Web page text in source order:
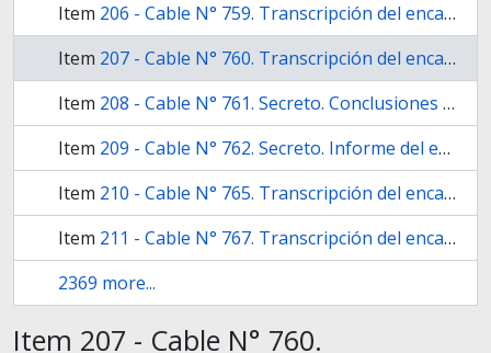
Item 206 - Cable N° 759. Transcripción del encargado de negocios en Gran Bretaña [Atilio Molteni] para el Ministerio de Relaciones Exteriores y Culto de editorial: «Sabre rattling in Buenos Aires» (Financial Times).
Item 207 - Cable N° 760. Transcripción del encargado de negocios en Gran Bretaña [Atilio Molteni] para el Ministerio de Relaciones Exteriores y Culto de artículo periodístico titulado: «Navy on alert as Falklands anxiety grows» (The Guardian). También se transcriben sólo los siguientes titulares: «Carrington firm on Falklands row» (Financial Times), «Government caught napping over Falkland island crisis» (Financial Times) y se refiere a una noticia relacionada aparecida en Herald Tribune, sin especificar su título.
Item 208 - Cable N° 761. Secreto. Conclusiones del encargado de negocios en Gran Bretaña [Atilio Molteni] al Ministerio de Relaciones Exteriores y Culto sobre el tratamiento de la prensa británica a la cuestión de Georgias del Sur y Malvinas.
Item 209 - Cable N° 762. Secreto. Informe del encargado de negocios en Gran Bretaña [Atilio Molteni] al Ministerio de Relaciones Exteriores y Culto sobre distintas noticias en la prensa británica relacionadas a la flota y a sumergibles.
Item 210 - Cable N° 765. Transcripción del encargado de negocios en Gran Bretaña [Atilio Molteni] al Ministerio de Relaciones Exteriores y Culto de artículo periodístico titulado: “Falkland fiasco British a-subs sent to patrol siege isle” (Sin fuente).
Item 211 - Cable N° 767. Transcripción del encargado de negocios en Gran Bretaña [Atilio Molteni] al Ministerio de Relaciones Exteriores y Culto de titulares de prensa del interior de Gran Bretaña.
2369 more...
Item 207 - Cable N° 760.